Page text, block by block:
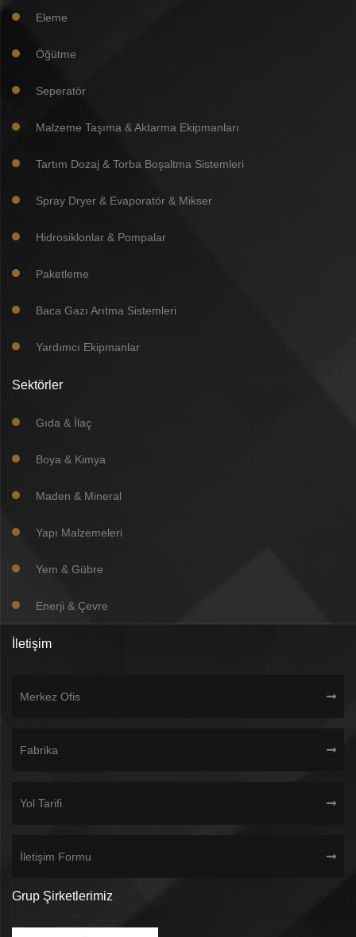
Eleme
Öğütme
Seperatör
Malzeme Taşıma & Aktarma Ekipmanları
Tartım Dozaj & Torba Boşaltma Sistemleri
Spray Dryer & Evaporatör & Mikser
Hidrosiklonlar & Pompalar
Paketleme
Baca Gazı Arıtma Sistemleri
Yardımcı Ekipmanlar
Sektörler
Gıda & İlaç
Boya & Kimya
Maden & Mineral
Yapı Malzemeleri
Yem & Gübre
Enerji & Çevre
İletişim
Merkez Ofis
Fabrika
Yol Tarifi
İletişim Formu
Grup Şirketlerimiz